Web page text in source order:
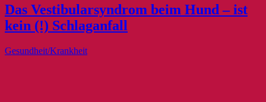
Das Vestibularsyndrom beim Hund – ist
kein (!) Schlaganfall
Gesundheit/Krankheit